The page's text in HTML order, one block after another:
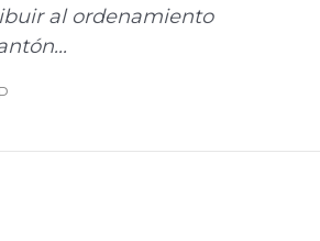
al ordenamiento